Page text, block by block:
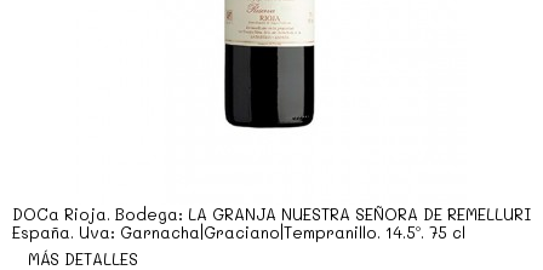
DOCa Rioja. Bodega: LA GRANJA NUESTRA SEÑORA DE REMELLURI
España. Uva: Garnacha|Graciano|Tempranillo. 14.5º. 75 cl
MÁS DETALLES